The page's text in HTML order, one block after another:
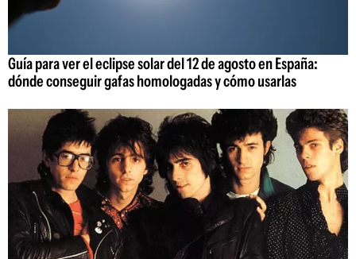
Guía para ver el eclipse solar del 12 de agosto en España:
dónde conseguir gafas homologadas y cómo usarlas